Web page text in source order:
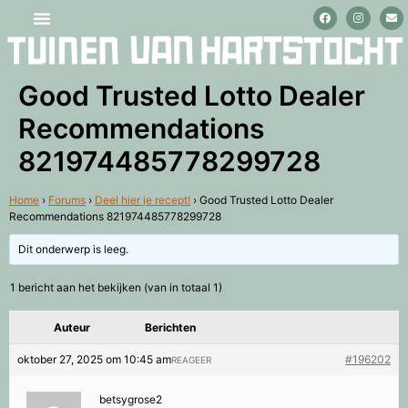
Good Trusted Lotto Dealer
Recommendations
821974485778299728
Home › Forums › Deel hier je recept! › Good Trusted Lotto Dealer
Recommendations 821974485778299728
Dit onderwerp is leeg.
1 bericht aan het bekijken (van in totaal 1)
Auteur Berichten
oktober 27, 2025 om 10:45 am #196202
REAGEER
betsygrose2